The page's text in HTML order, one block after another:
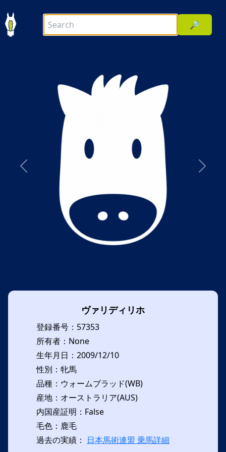
🔎
前へ 次へ
ヴァリディリホ
登録番号：57353
所有者：None
生年月日：2009/12/10
性別：牝馬
品種：ウォームブラッド(WB)
産地：オーストラリア(AUS)
内国産証明：False
毛色：鹿毛
過去の実績： 日本馬術連盟 乗馬詳細